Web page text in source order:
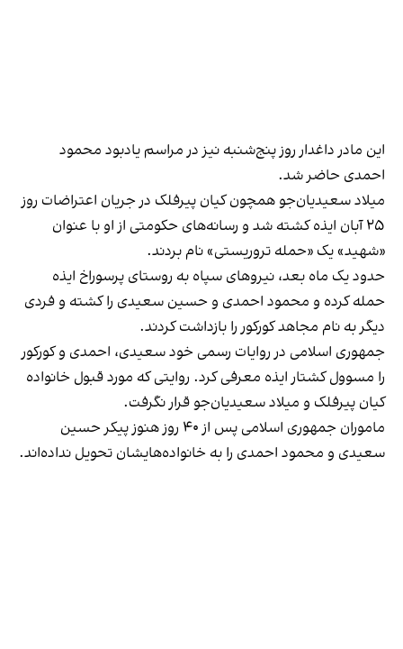
این مادر داغدار روز پنج‌شنبه نیز در مراسم یادبود محمود
احمدی حاضر شد.
میلاد سعیدیان‌جو همچون کیان پیرفلک در جریان اعتراضات روز
۲۵ آبان ایذه کشته شد و رسانه‌های حکومتی از او با عنوان
«شهید» یک «حمله تروریستی» نام بردند.
حدود یک ماه بعد، نیروهای سپاه به روستای پرسوراخ ایذه
حمله کرده و محمود احمدی و حسین سعیدی را کشته و فردی
دیگر به نام مجاهد کورکور را بازداشت کردند.
جمهوری اسلامی در روایات رسمی خود سعیدی، احمدی و کورکور
را مسوول کشتار ایذه معرفی کرد. روایتی که مورد قبول خانواده
کیان پیرفلک و میلاد سعیدیان‌جو قرار نگرفت.
ماموران جمهوری اسلامی پس از ۴۰ روز هنوز پیکر حسین
سعیدی و محمود احمدی را به خانواده‌هایشان تحویل نداده‌اند.